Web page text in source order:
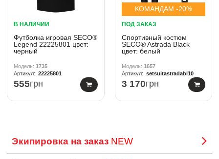
В НАЛИЧИИ
Футболка игровая SECO®
Legend 22225801 цвет:
черный
1735
22225801
555грн
КОМАНДАМ -20%
ПОД ЗАКАЗ
Спортивный костюм
SECO® Astrada Black
цвет: белый
1657
setsuitastradabl10
3 170грн
Экипировка на заказ NEW